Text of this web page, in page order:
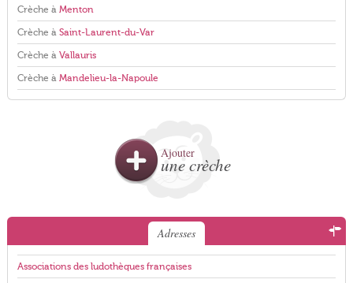
Crèche à Menton
Crèche à Saint-Laurent-du-Var
Crèche à Vallauris
Crèche à Mandelieu-la-Napoule
Ajouter
une crèche
Adresses
Associations des ludothèques françaises